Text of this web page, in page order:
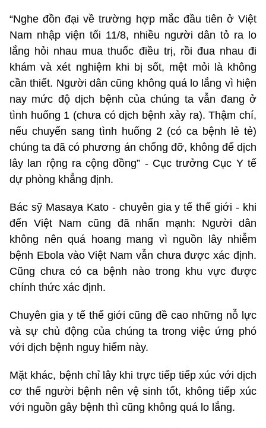
“Nghe đồn đại về trường hợp mắc đầu tiên ở Việt
Nam nhập viện tối 11/8, nhiều người dân tỏ ra lo
lắng hỏi nhau mua thuốc điều trị, rồi đua nhau đi
khám và xét nghiệm khi bị sốt, mệt mỏi là không
cần thiết. Người dân cũng không quá lo lắng vì hiện
nay mức độ dịch bệnh của chúng ta vẫn đang ở
tình huống 1 (chưa có dịch bệnh xảy ra). Thậm chí,
nếu chuyển sang tình huống 2 (có ca bệnh lẻ tẻ)
chúng ta đã có phương án chống đỡ, không để dịch
lây lan rộng ra cộng đồng” - Cục trưởng Cục Y tế
dự phòng khẳng định.
Bác sỹ Masaya Kato - chuyên gia y tế thế giới - khi
đến Việt Nam cũng đã nhấn mạnh: Người dân
không nên quá hoang mang vì nguồn lây nhiễm
bệnh Ebola vào Việt Nam vẫn chưa được xác định.
Cũng chưa có ca bệnh nào trong khu vực được
chính thức xác định.
Chuyên gia y tế thế giới cũng đề cao những nỗ lực
và sự chủ động của chúng ta trong việc ứng phó
với dịch bệnh nguy hiểm này.
Mặt khác, bệnh chỉ lây khi trực tiếp tiếp xúc với dịch
cơ thể người bệnh nên vệ sinh tốt, không tiếp xúc
với nguồn gây bệnh thì cũng không quá lo lắng.